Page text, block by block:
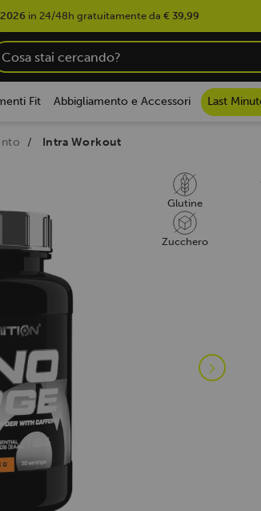
in 24/48h gratuitamente da € 39,99
Fit Abbigliamento e Accessori Last
Intra Workout
Glutine
Zucchero